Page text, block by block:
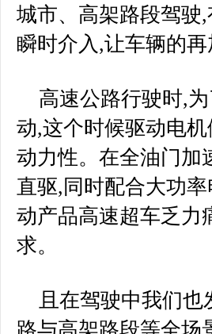
城市、高架路段驾驶
瞬时介入,让车辆的
高速公路行驶时,
动,这个时候驱动电
动力性。在全油门加
直驱,同时配合大功
动产品高速超车乏力
求。
且在驾驶中我们也